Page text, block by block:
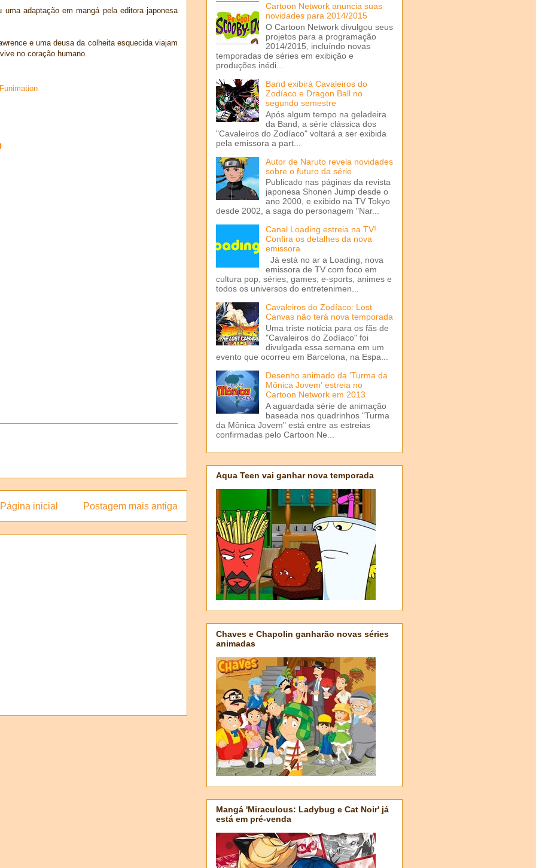
uma adaptação em mangá pela editora japonesa
e uma deusa da colheita esquecida viajam
no coração humano.
Funimation
Postagem mais antiga
Página inicial
Cartoon Network anuncia suas
novidades para 2014/2015
O Cartoon Network divulgou seus
projetos para a programação
2014/2015, incluíndo novas
temporadas de séries em exibição e
produções inédi...
Band exibirá Cavaleiros do
Zodíaco e Dragon Ball no
segundo semestre
Após algum tempo na geladeira
da Band, a série clássica dos
"Cavaleiros do Zodíaco" voltará a ser exibida
pela emissora a part...
Autor de Naruto revela novidades
sobre o futuro da série
Publicado nas páginas da revista
japonesa Shonen Jump desde o
ano 2000, e exibido na TV Tokyo
desde 2002, a saga do personagem "Nar...
Canal Loading estreia na TV!
Confira os detalhes da nova
emissora
Já está no ar a Loading, nova
emissora de TV com foco em
cultura pop, séries, games, e-sports, animes e
todos os universos do entretenimen...
Cavaleiros do Zodíaco: Lost
Canvas não terá nova temporada
Uma triste notícia para os fãs de
"Cavaleiros do Zodíaco" foi
divulgada essa semana em um
evento que ocorreu em Barcelona, na Espa...
Desenho animado da 'Turma da
Mônica Jovem' estreia no
Cartoon Network em 2013
A aguardada série de animação
baseada nos quadrinhos "Turma
da Mônica Jovem" está entre as estreias
confirmadas pelo Cartoon Ne...
Aqua Teen vai ganhar nova temporada
Chaves e Chapolin ganharão novas séries
animadas
Mangá 'Miraculous: Ladybug e Cat Noir' já
está em pré-venda